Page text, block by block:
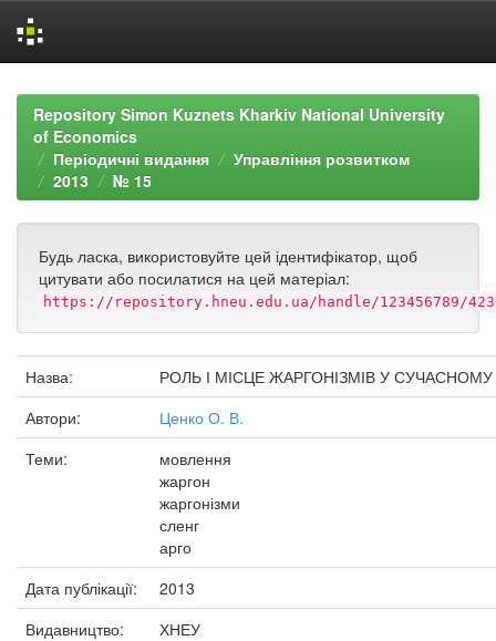
navigationRepository Simon Kuznets Kharkiv National University
of Economics
Періодичні видання
Управління розвитком
2013
№ 15
Будь ласка, використовуйте цей ідентифікатор, щоб
цитувати або посилатися на цей матеріал:
https://repository.hneu.edu.ua/handle/123456789/
Назва:
РОЛЬ І МІСЦЕ ЖАРГОНІЗМІВ У
Автори:
Ценко О. В.
Теми:
мовлення
жаргон
жаргонізми
сленг
арго
Дата публікації:
2013
Видавництво:
ХНЕУ